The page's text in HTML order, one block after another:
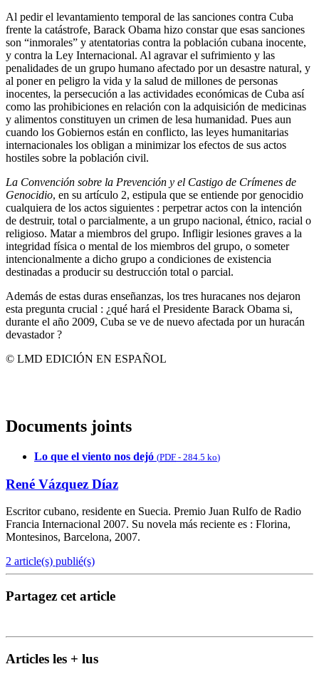
Al pedir el levantamiento temporal de las sanciones contra Cuba
frente la catástrofe, Barack Obama hizo constar que esas sanciones
son “inmorales” y atentatorias contra la población cubana inocente,
y contra la Ley Internacional. Al agravar el sufrimiento y las
penalidades de un grupo humano afectado por un desastre natural, y
al poner en peligro la vida y la salud de millones de personas
inocentes, la persecución a las actividades económicas de Cuba así
como las prohibiciones en relación con la adquisición de medicinas
y alimentos constituyen un crimen de lesa humanidad. Pues aun
cuando los Gobiernos están en conflicto, las leyes humanitarias
internacionales los obligan a minimizar los efectos de sus actos
hostiles sobre la población civil.
La Convención sobre la Prevención y el Castigo de Crímenes de
Genocidio, en su artículo 2, estipula que se entiende por genocidio
cualquiera de los actos siguientes : perpetrar actos con la intención
de destruir, total o parcialmente, a un grupo nacional, étnico, racial o
religioso. Matar a miembros del grupo. Infligir lesiones graves a la
integridad física o mental de los miembros del grupo, o someter
intencionalmente a dicho grupo a condiciones de existencia
destinadas a producir su destrucción total o parcial.
Además de estas duras enseñanzas, los tres huracanes nos dejaron
esta pregunta crucial : ¿qué hará el Presidente Barack Obama si,
durante el año 2009, Cuba se ve de nuevo afectada por un huracán
devastador ?
© LMD EDICIÓN EN ESPAÑOL
Documents joints
Lo que el viento nos dejó (PDF - 284.5 ko)
René Vázquez Díaz
Escritor cubano, residente en Suecia. Premio Juan Rulfo de Radio
Francia Internacional 2007. Su novela más reciente es : Florina,
Montesinos, Barcelona, 2007.
2 article(s) publié(s)
Partagez cet article
Articles les + lus